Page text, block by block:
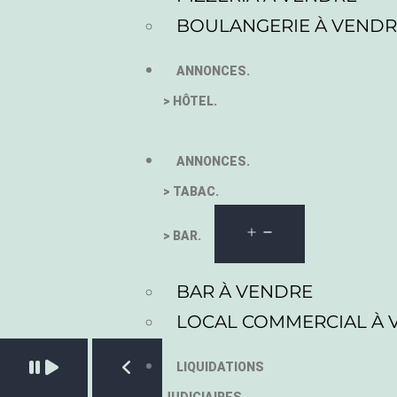
BOULANGERIE À
ANNONCES.
> HÔTEL.
ANNONCES.
> TABAC.
> BAR.
BAR À VENDRE
LOCAL COMMERCIAL À
LIQUIDATIONS
Pause slide rotation